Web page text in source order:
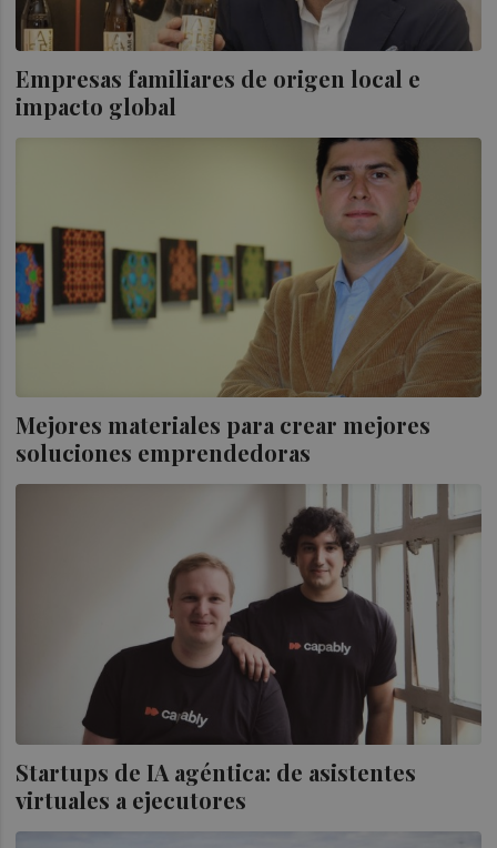
Empresas familiares de origen local e
impacto global
Mejores materiales para crear mejores
soluciones emprendedoras
Startups de IA agéntica: de asistentes
virtuales a ejecutores